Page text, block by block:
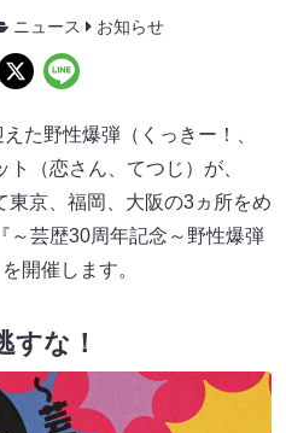
ニュース お知らせ
た野性爆弾（くっきー！、
（恋さん、てつじ）が、
東京、福岡、大阪の3ヵ所をめ
～芸歴30周年記念～野性爆弾
開催します。
すな！